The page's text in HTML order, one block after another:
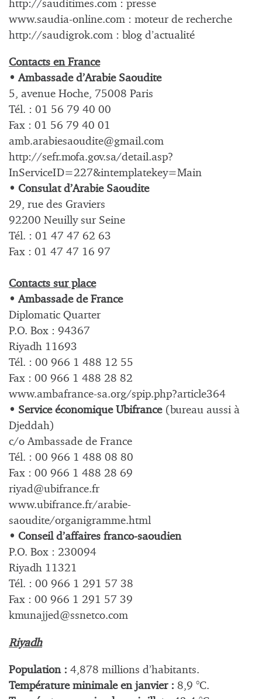
http://sauditimes.com : presse
www.saudia-online.com : moteur de recherche
http://saudigrok.com : blog d’actualité
Contacts en France
• Ambassade d’Arabie Saoudite
5, avenue Hoche, 75008 Paris
Tél. : 01 56 79 40 00
Fax : 01 56 79 40 01
amb.arabiesaoudite@gmail.com
http://sefr.mofa.gov.sa/detail.asp?
InServiceID=227&intemplatekey=Main
• Consulat d’Arabie Saoudite
29, rue des Graviers
92200 Neuilly sur Seine
Tél. : 01 47 47 62 63
Fax : 01 47 47 16 97
Contacts sur place
• Ambassade de France
Diplomatic Quarter
P.O. Box : 94367
Riyadh 11693
Tél. : 00 966 1 488 12 55
Fax : 00 966 1 488 28 82
www.ambafrance-sa.org/spip.php?article364
• Service économique Ubifrance (bureau aussi à
Djeddah)
c/o Ambassade de France
Tél. : 00 966 1 488 08 80
Fax : 00 966 1 488 28 69
riyad@ubifrance.fr
www.ubifrance.fr/arabie-
saoudite/organigramme.html
• Conseil d’affaires franco-saoudien
P.O. Box : 230094
Riyadh 11321
Tél. : 00 966 1 291 57 38
Fax : 00 966 1 291 57 39
kmunajjed@ssnetco.com
Riyadh
Population : 4,878 millions d’habitants.
Température minimale en janvier : 8,9 °C.